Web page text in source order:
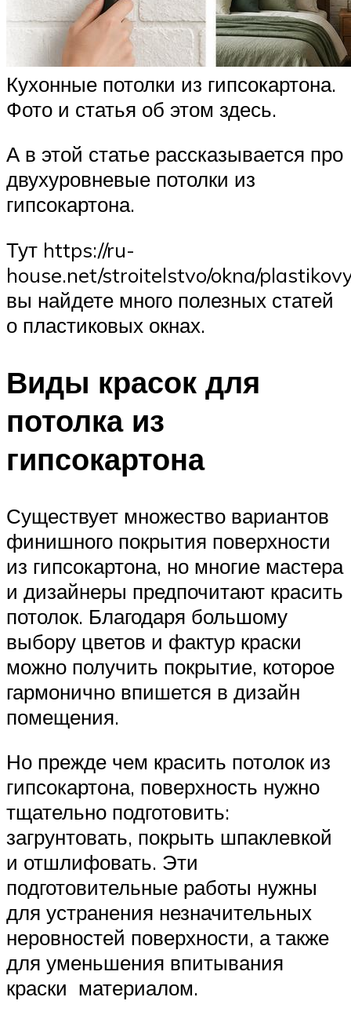
Кухонные потолки из гипсокартона.
Фото и статья об этом здесь.
А в этой статье рассказывается про
двухуровневые потолки из
гипсокартона.
Тут https://ru-
house.net/stroitelstvo/okna/
вы найдете много полезных статей
о пластиковых окнах.
Виды красок для
потолка из
гипсокартона
Существует множество вариантов
финишного покрытия поверхности
из гипсокартона, но многие мастера
и дизайнеры предпочитают красить
потолок. Благодаря большому
выбору цветов и фактур краски
можно получить покрытие, которое
гармонично впишется в дизайн
помещения.
Но прежде чем красить потолок из
гипсокартона, поверхность нужно
тщательно подготовить:
загрунтовать, покрыть шпаклевкой
и отшлифовать. Эти
подготовительные работы нужны
для устранения незначительных
неровностей поверхности, а также
для уменьшения впитывания
краски материалом.